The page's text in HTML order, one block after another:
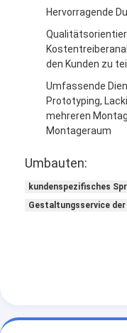
Hervorragende
den Kunden zu
Umfassende
Prototyping,
mehreren
Montageraum
Umbauten:
kundenspezifisches
Gestaltungsservice